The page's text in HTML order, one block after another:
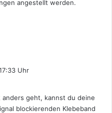
angestellt werden.
Uhr
geht, kannst du deine
blockierenden Klebeband